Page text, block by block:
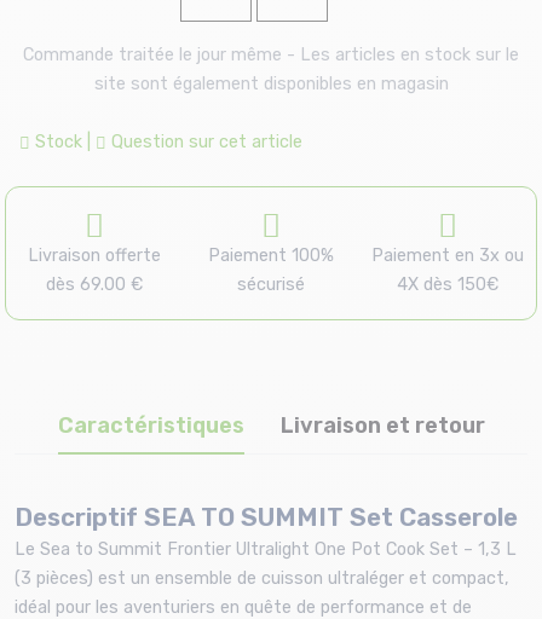
Commande traitée le jour même - Les articles en stock sur le
site sont également disponibles en magasin
Stock Question sur cet article
Livraison offerte
dès 69.00 €
Paiement 100%
sécurisé
Paiement en 3x ou
4X dès 150€
Caractéristiques Livraison et retour
Descriptif SEA TO SUMMIT Set Casserole
Le Sea to Summit Frontier Ultralight One Pot Cook Set – 1,3 L
(3 pièces) est un ensemble de cuisson ultraléger et compact,
idéal pour les aventuriers en quête de performance et de